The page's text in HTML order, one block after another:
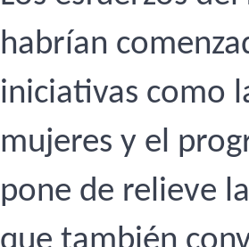
habrían
iniciativas como
mujeres y el
pone de relieve